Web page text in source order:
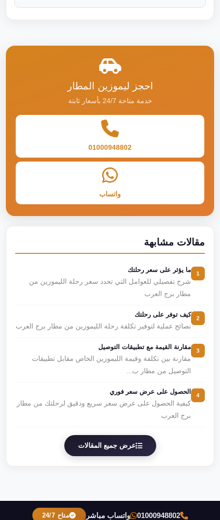
احجز ليموزين المطار
خدمة متاحة 24/7 بأسعار ثابتة
01000948802
واتساب
مقالات مشابهة
ما يؤثر على سعر رحلتك
شرح تفصيلي للعوامل التي تحدد سعر رحلة الليموزين من
مطار برج العرب
كيف توفر على رحلتك
نصائح عملية لتوفير تكلفة رحلة الليموزين من مطار برج العرب
مقارنة القيمة مع تطبيقات التوصيل
مقارنة بين تكلفة وقيمة الليموزين الخاص مقابل تطبيقات
التوصيل من مطار ب...
الحصول على عرض سعر فوري
كيفية الحصول على عرض سعر سريع ودقيق لرحلتك من مطار
برج العرب
عرض جميع المقالات
01000948802 واتساب مباشر متاح 24/7